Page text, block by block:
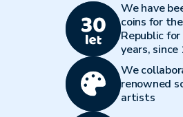
We have
coins for
Republic
years, since
We
renowned
artists